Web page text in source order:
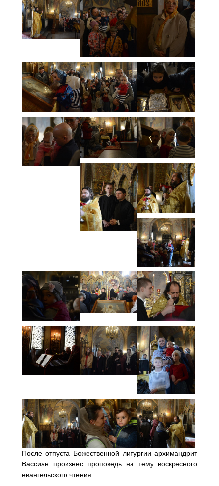
После отпуста Божественной литургии архимандрит
Вассиан произнёс проповедь на тему воскресного
евангельского чтения.